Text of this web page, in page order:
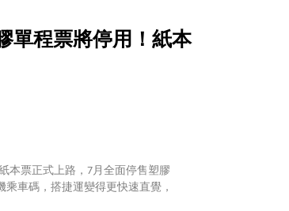
單程票將停用！紙本
本票正式上路，7月全面停售塑膠
車碼，搭捷運變得更快速直覺，